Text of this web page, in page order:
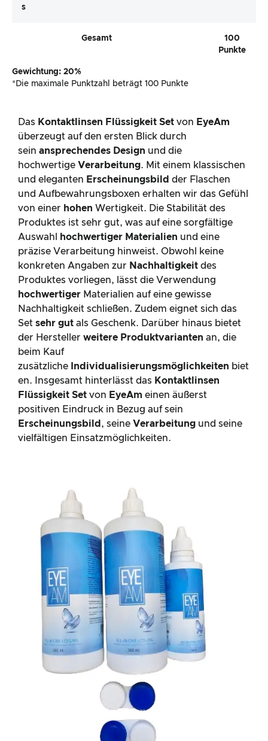
S
Gesamt
100
Punkte
Gewichtung: 20%
*Die maximale Punktzahl beträgt 100 Punkte
Das Kontaktlinsen Flüssigkeit Set von EyeAm
überzeugt auf den ersten Blick durch
sein ansprechendes Design und die
hochwertige Verarbeitung. Mit einem klassischen
und eleganten Erscheinungsbild der Flaschen
und Aufbewahrungsboxen erhalten wir das Gefühl
von einer hohen Wertigkeit. Die Stabilität des
Produktes ist sehr gut, was auf eine sorgfältige
Auswahl
hochwertiger Materialien und eine
präzise Verarbeitung hinweist. Obwohl keine
konkreten Angaben zur Nachhaltigkeit des
Produktes vorliegen, lässt die Verwendung
hochwertiger Materialien auf eine gewisse
Nachhaltigkeit schließen. Zudem eignet sich das
Set sehr gut als Geschenk. Darüber hinaus bietet
der Hersteller weitere Produktvarianten an, die
beim Kauf
zusätzliche
Individualisierungsmöglichkeiten biet
en. Insgesamt hinterlässt das Kontaktlinsen
Flüssigkeit Set von EyeAm einen äußerst
positiven Eindruck in Bezug auf sein
Erscheinungsbild , seine Verarbeitung und seine
vielfältigen Einsatzmöglichkeiten.